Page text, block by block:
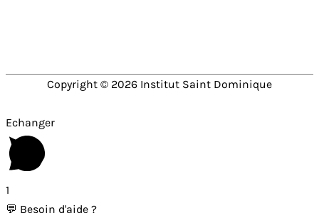
Copyright © 2026 Institut Saint Dominique
Echanger
1
💬 Besoin d'aide ?